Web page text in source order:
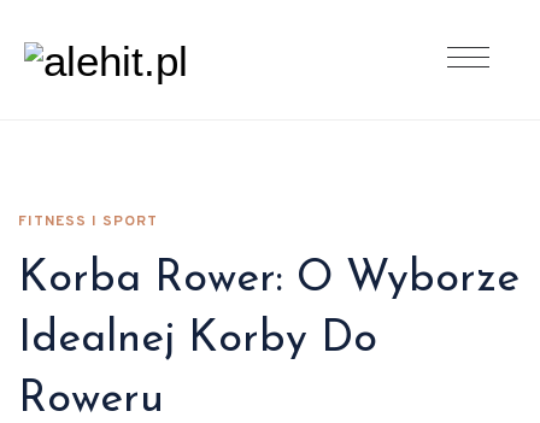
FITNESS I SPORT
Korba Rower: O Wyborze
Idealnej Korby Do
Roweru